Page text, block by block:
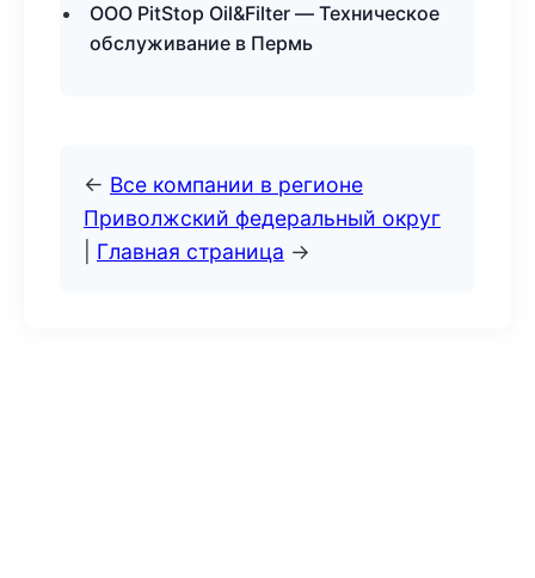
ООО PitStop Oil&Filter — Техническое
обслуживание в Пермь
← Все компании в регионе
Приволжский федеральный округ
Главная страница →